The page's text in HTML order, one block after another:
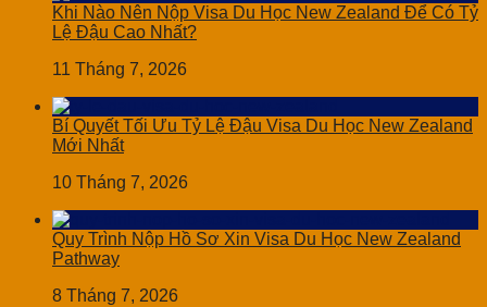
Khi Nào Nên Nộp Visa Du Học New Zealand Để Có Tỷ
Lệ Đậu Cao Nhất?
11 Tháng 7, 2026
Bí Quyết Tối Ưu Tỷ Lệ Đậu Visa Du Học New Zealand
Mới Nhất
10 Tháng 7, 2026
Quy Trình Nộp Hồ Sơ Xin Visa Du Học New Zealand
Pathway
8 Tháng 7, 2026